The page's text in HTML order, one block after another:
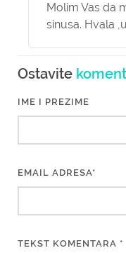
Molim Vas da
sinusa. Hvala
Ostavite
IME I PREZIME
EMAIL ADRESA*
TEKST KOMENTARA *